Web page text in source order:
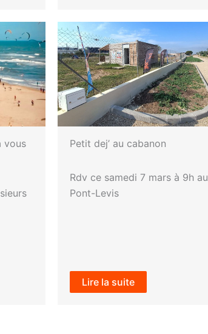
vous
Petit dej’ au cabanon
Rdv ce samedi 7 mars à 9h au
Pont-Levis
Lire la suite